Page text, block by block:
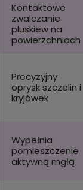
Kontaktowe
zwalczanie
pluskiew na
powierzchniach
Precyzyjny
oprysk szczelin i
kryjówek
Wypełnia
pomieszczenie
aktywną mgłą